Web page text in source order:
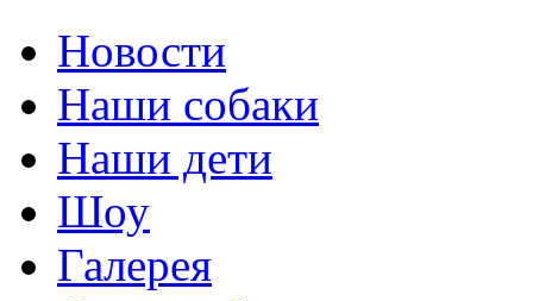
Новости
Наши собаки
Наши дети
Шоу
Галерея